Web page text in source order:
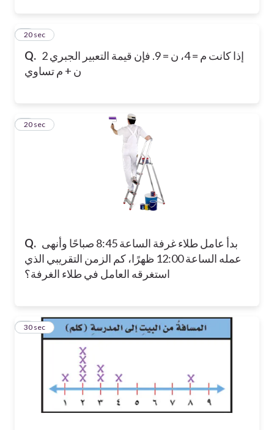
Q. إذا كانت م = 4، ن = 9. فإن قيمة التعبير الجبري 2
ن + م تساوي
4
20 sec
Q. بدأ عامل طلاء غرفة الساعة 8:45 صباحًا وأنهى
عمله الساعة 12:00 ظهرًا، كم الزمن التقريبي الذي
استغرقه العامل في طلاء الغرفة؟
5
20 sec
6
30 sec